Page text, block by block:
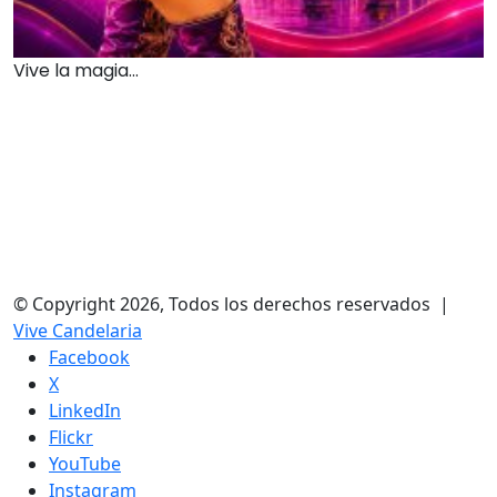
Vive la magia...
© Copyright 2026, Todos los derechos reservados |
Vive Candelaria
Facebook
X
LinkedIn
Flickr
YouTube
Instagram